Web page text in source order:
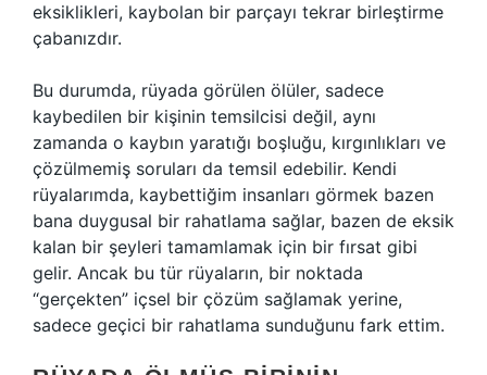
eksiklikleri, kaybolan bir parçayı tekrar birleştirme
çabanızdır.
Bu durumda, rüyada görülen ölüler, sadece
kaybedilen bir kişinin temsilcisi değil, aynı
zamanda o kaybın yaratığı boşluğu, kırgınlıkları ve
çözülmemiş soruları da temsil edebilir. Kendi
rüyalarımda, kaybettiğim insanları görmek bazen
bana duygusal bir rahatlama sağlar, bazen de eksik
kalan bir şeyleri tamamlamak için bir fırsat gibi
gelir. Ancak bu tür rüyaların, bir noktada
“gerçekten” içsel bir çözüm sağlamak yerine,
sadece geçici bir rahatlama sunduğunu fark ettim.